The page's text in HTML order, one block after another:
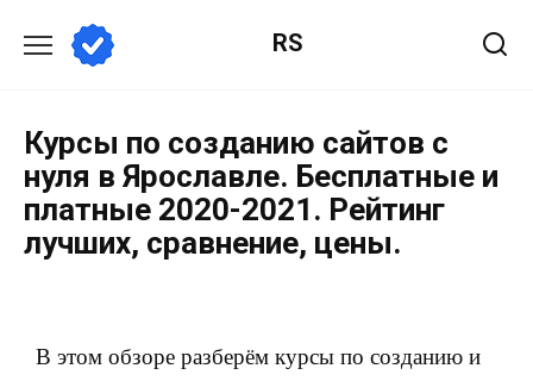
RS
Курсы по созданию сайтов с
нуля в Ярославле. Бесплатные и
платные 2020-2021. Рейтинг
лучших, сравнение, цены.
В этом обзоре разберём курсы по созданию и